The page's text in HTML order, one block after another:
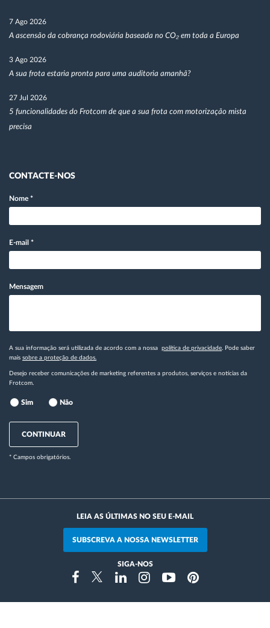
7 Ago 2026
A ascensão da cobrança rodoviária baseada no CO₂ em toda a Europa
3 Ago 2026
A sua frota estaria pronta para uma auditoria amanhã?
27 Jul 2026
5 funcionalidades do Frotcom de que a sua frota com motorização mista
precisa
CONTACTE-NOS
Nome *
E-mail *
Mensagem
A sua informação será utilizada de acordo com a nossa política de privacidade . Pode saber
mais sobre a proteção de dados.
Desejo receber comunicações de marketing referentes a produtos, serviços e notícias da
Frotcom.
Sim Não
CONTINUAR
* Campos obrigatórios.
LEIA AS ÚLTIMAS NO SEU E-MAIL
SUBSCREVA A NOSSA NEWSLETTER
SIGA-NOS
FacebookTwitterLinkedinInstragramYoutubePinterest